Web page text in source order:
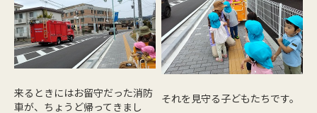
来るときにはお留守だった消防
車が、ちょうど帰ってきまし
それを見守る子どもたちです。